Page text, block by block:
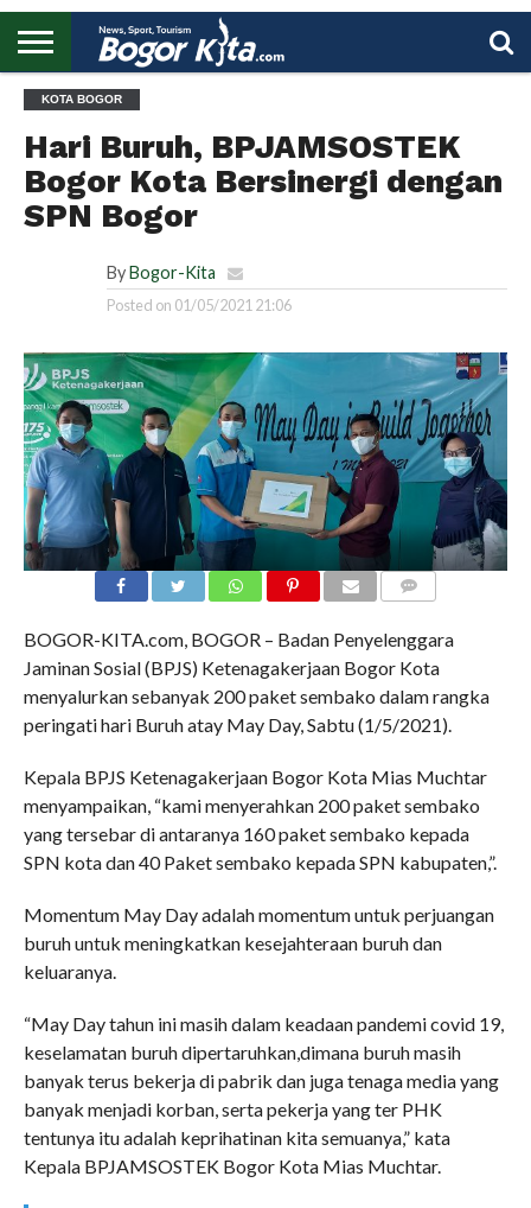
BOGOR
REGIONAL
NASIONAL
PENDIDIKAN
WISATA
OLAHRAGA
LAPORAN
PROFIL
KOTA BOGOR
Hari Buruh, BPJAMSOSTEK
Bogor Kota Bersinergi dengan
SPN Bogor
By Bogor-Kita
Posted on 01/05/2021 21:06
BOGOR-KITA.com, BOGOR – Badan Penyelenggara
Jaminan Sosial (BPJS) Ketenagakerjaan Bogor Kota
menyalurkan sebanyak 200 paket sembako dalam rangka
peringati hari Buruh atay May Day, Sabtu (1/5/2021).
Kepala BPJS Ketenagakerjaan Bogor Kota Mias Muchtar
menyampaikan, “kami menyerahkan 200 paket sembako
yang tersebar di antaranya 160 paket sembako kepada
SPN kota dan 40 Paket sembako kepada SPN kabupaten,”.
Momentum May Day adalah momentum untuk perjuangan
buruh untuk meningkatkan kesejahteraan buruh dan
keluaranya.
“May Day tahun ini masih dalam keadaan pandemi covid 19,
keselamatan buruh dipertaruhkan,dimana buruh masih
banyak terus bekerja di pabrik dan juga tenaga media yang
banyak menjadi korban, serta pekerja yang ter PHK
tentunya itu adalah keprihatinan kita semuanya,” kata
Kepala BPJAMSOSTEK Bogor Kota Mias Muchtar.